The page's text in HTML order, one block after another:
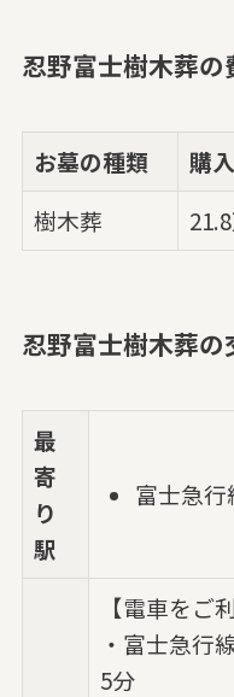
忍野富士樹木葬
お墓の種類 購
樹木葬
忍野富士樹木葬の
最
寄
り
駅
富士急行
【電車をご
・富士急行
5分